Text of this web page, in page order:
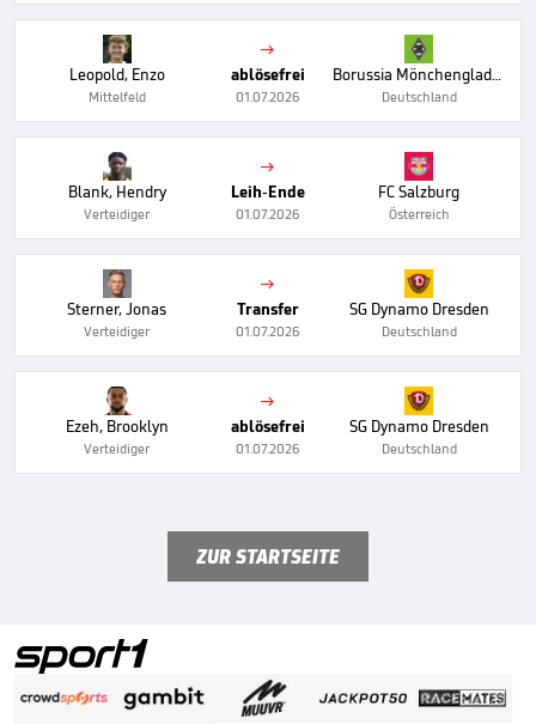
Leopold, Enzo
Mittelfeld

ablösefrei
01.07.2026
Borussia Mönchengladbach
Deutschland
Blank, Hendry
Verteidiger

Leih-Ende
01.07.2026
FC Salzburg
Österreich
Sterner, Jonas
Verteidiger

Transfer
01.07.2026
SG Dynamo Dresden
Deutschland
Ezeh, Brooklyn
Verteidiger

ablösefrei
01.07.2026
SG Dynamo Dresden
Deutschland
ZUR STARTSEITE